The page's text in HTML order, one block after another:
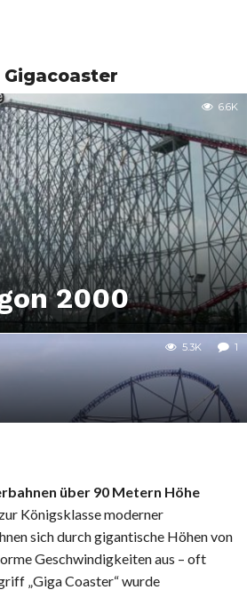
Gigacoaster
2000
6.6K
5.3K 1
über 90 Metern Höhe
Königsklasse moderner
sich durch gigantische Höhen von
Geschwindigkeiten aus – oft
„Giga Coaster“ wurde